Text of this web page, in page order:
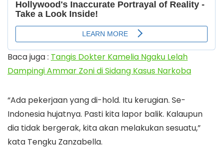
Baca juga : Tangis Dokter Kamelia Ngaku Lelah
Dampingi Ammar Zoni di Sidang Kasus Narkoba
“Ada pekerjaan yang di-hold. Itu kerugian. Se-
Indonesia hujatnya. Pasti kita lapor balik. Kalaupun
dia tidak bergerak, kita akan melakukan sesuatu,”
kata Tengku Zanzabella.